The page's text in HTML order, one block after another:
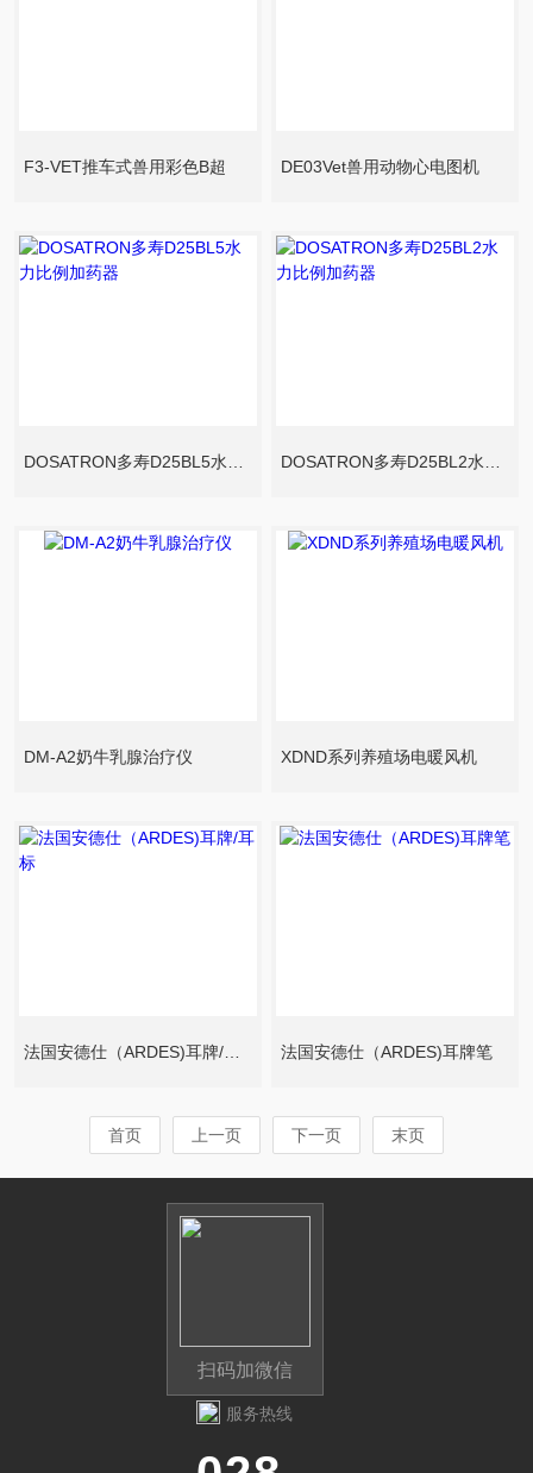
F3-VET推车式兽用彩色B超 DE03Vet兽用动物心电图机
DM-A2奶牛乳腺治疗仪 XDND系列养殖场电暖风机
法国安德仕（ARDES)耳牌/耳标 法国安德仕（ARDES)耳牌笔
首页 上一页 下一页 末页
扫码加微信
服务热线